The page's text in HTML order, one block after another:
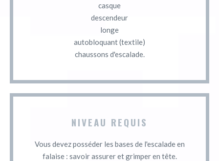
casque
descendeur
longe
autobloquant (textile)
chaussons d'escalade.
NIVEAU REQUIS
Vous devez posséder les bases de l'escalade en
falaise : savoir assurer et grimper en tête.